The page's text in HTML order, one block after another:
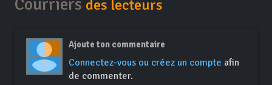
Courriers des lecteurs
Ajoute ton commentaire
Connectez-vous ou créez un compte afin
de commenter.